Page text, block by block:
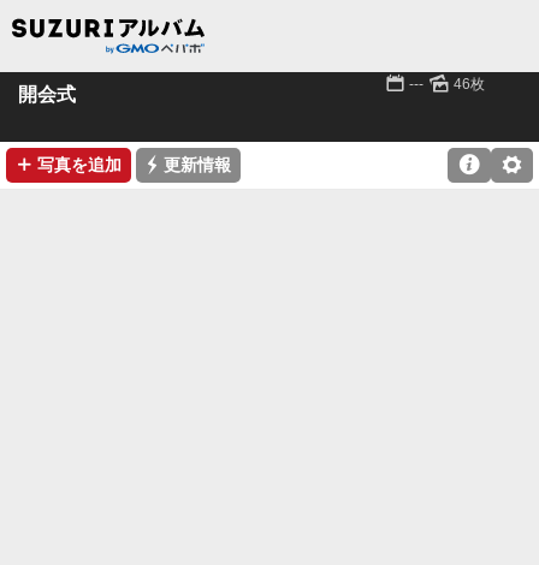
開会式 📅 --- 🌄 46枚
➕ 写真を追加 ⚡ 更新情報 ⚙
